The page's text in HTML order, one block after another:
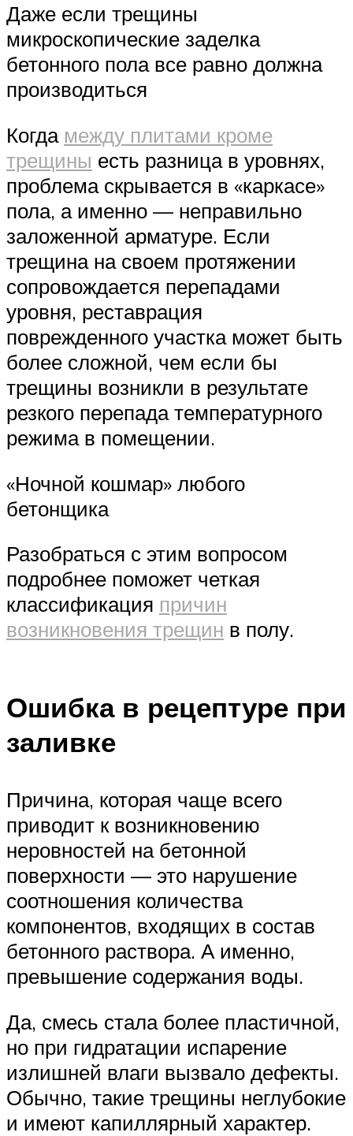
Даже если трещины
микроскопические заделка
бетонного пола все равно должна
производиться
Когда между плитами кроме
трещины есть разница в уровнях,
проблема скрывается в «каркасе»
пола, а именно — неправильно
заложенной арматуре. Если
трещина на своем протяжении
сопровождается перепадами
уровня, реставрация
поврежденного участка может быть
более сложной, чем если бы
трещины возникли в результате
резкого перепада температурного
режима в помещении.
«Ночной кошмар» любого
бетонщика
Разобраться с этим вопросом
подробнее поможет четкая
классификация причин
возникновения трещин в полу.
Ошибка в рецептуре при
заливке
Причина, которая чаще всего
приводит к возникновению
неровностей на бетонной
поверхности — это нарушение
соотношения количества
компонентов, входящих в состав
бетонного раствора. А именно,
превышение содержания воды.
Да, смесь стала более пластичной,
но при гидратации испарение
излишней влаги вызвало дефекты.
Обычно, такие трещины неглубокие
и имеют капиллярный характер.